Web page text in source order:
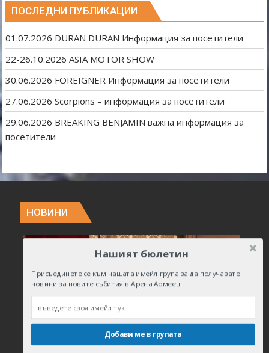
ПОСЛЕДНИ ПУБЛИКАЦИИ
01.07.2026 DURAN DURAN Информация за посетители
22-26.10.2026 ASIA MOTOR SHOW
30.06.2026 FOREIGNER Информация за посетители
27.06.2026 Scorpions – информация за посетители
29.06.2026 BREAKING BENJAMIN важна информация за
посетители
НОВИНИ
Нашият бюлетин
Присъединете се към нашата имейл група за да получавате
новини за новите събития в Арена Армеец
Добави ме в групата